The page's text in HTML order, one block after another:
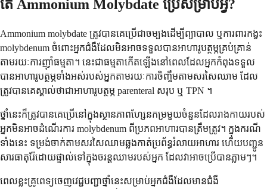
តើ Ammonium Molybdate ប្រើសម្រាប់អ្វី?
Ammonium molybdate ត្រូវបានគេប្រើជាចម្បងដើម្បីព្យាបាល ឬការពារកង្វះ
molybdenum ចំពោះអ្នកជំងឺដែលមិនអាចទទួលបានអាហារូបត្ថម្ភគ្រប់គ្រាន់
តាមរយៈការញ៉ាំធម្មតា។ នេះជាធម្មតាកើតឡើងនៅពេលដែលអ្នកកំពុងទទួល
បានអាហារូបត្ថម្ភទាំងអស់របស់អ្នកតាមរយៈការចិញ្ចឹមតាមសរសៃឈាម ដែល
ត្រូវបានគេស្គាល់ថាជាអាហារូបត្ថម្ភ parenteral សរុប ឬ TPN ។
ថ្នាំនេះក៏ត្រូវបានគេប្រើនៅក្នុងស្ថានភាពហ្សែនកម្រមួយចំនួនដែលរាងកាយរបស់
អ្នកមិនអាចដំណើរការ molybdenum ពីប្រភពអាហារបានត្រឹមត្រូវ។ ក្នុងករណី
ទាំងនេះ ទម្រង់ចាក់តាមសរសៃឈាមឆ្លងកាត់ប្រព័ន្ធរំលាយអាហារ ហើយបញ្ជូន
សារធាតុរ៉ែដោយផ្ទាល់ទៅក្នុងចរន្តឈាមរបស់អ្នក ដែលវាអាចប្រើបានភ្លាមៗ។
ពេលខ្លះគ្រូពេទ្យចេញវេជ្ជបញ្ជាថ្នាំនេះសម្រាប់អ្នកជំងឺដែលមានជំងឺ